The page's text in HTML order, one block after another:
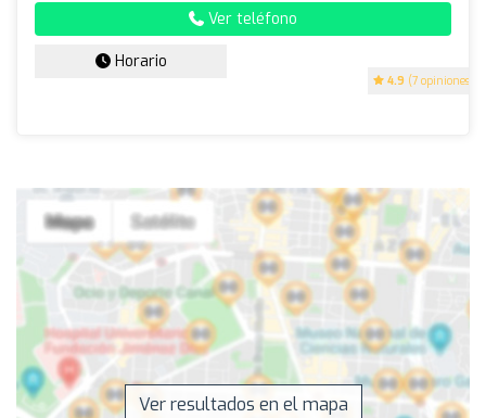
4.9 (7 opiniones)
Ver teléfono
Horario
Ver resultados en el mapa